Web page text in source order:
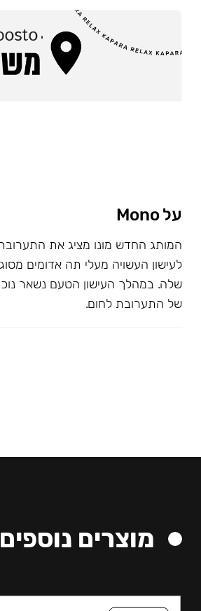
על Mono
המותג החדש מונו מציג את
לעישון העשויה מעלי תה אדומים
שלה. במהלך העישון הטעם נשאר
של התערובת לחום.
מוצרים נוספים